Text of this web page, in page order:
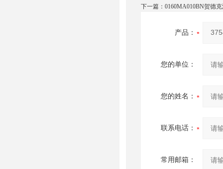
下一篇： 0160MA010BN贺德
产品：
您的单位：
您的姓名：
联系电话：
常用邮箱：